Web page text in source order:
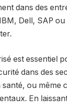
dans des
Dell, SAP
est essentiel
dans des
ou même
En